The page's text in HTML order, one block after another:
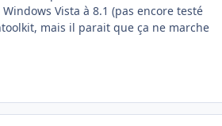
Vista à 8.1 (pas encore testé
mais il parait que ça ne marche